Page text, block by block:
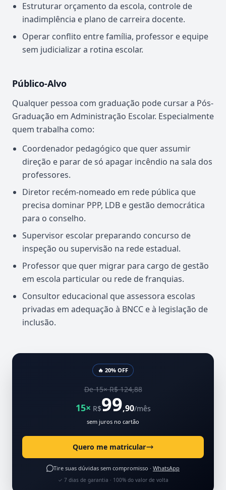
Estruturar orçamento da escola, controle de
inadimplência e plano de carreira docente.
Operar conflito entre família, professor e equipe
sem judicializar a rotina escolar.
Público-Alvo
Qualquer pessoa com graduação pode cursar a Pós-
Graduação em Administração Escolar. Especialmente
quem trabalha como:
Coordenador pedagógico que quer assumir
direção e parar de só apagar incêndio na sala dos
professores.
Diretor recém-nomeado em rede pública que
precisa dominar PPP, LDB e gestão democrática
para o conselho.
Supervisor escolar preparando concurso de
inspeção ou supervisão na rede estadual.
Professor que quer migrar para cargo de gestão
em escola particular ou rede de franquias.
Consultor educacional que assessora escolas
privadas em adequação à BNCC e à legislação de
inclusão.
🔥 20% OFF
De 15× R$ 124,88
15× R$99,90/mês
sem juros no cartão
Quero me matricular
Tire suas dúvidas sem compromisso · WhatsApp
✓ 7 dias de garantia · 100% do valor de volta